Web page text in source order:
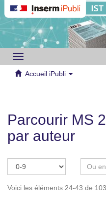
Toggle
navigation
Accueil iPubli
Parcourir MS
par auteur
Voici les éléments 24-43 de 103